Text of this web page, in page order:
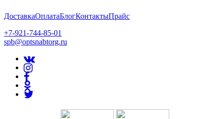
ДоставкаОплатаБлогКонтактыПрайс
+7-921-744-85-01
spb@optsnabtorg.ru